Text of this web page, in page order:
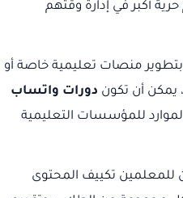
أكبر في إدارة وقتهم
بتطوير منصات تعليمية خاصة أو
يمكن أن تكون دورات واتساب
للمؤسسات التعليمية
للمعلمين تكييف المحتوى